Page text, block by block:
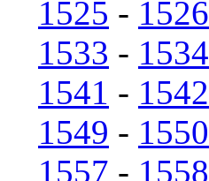
1525 - 1526
1533 - 1534
1541 - 1542
1549 - 1550
1557 - 1558